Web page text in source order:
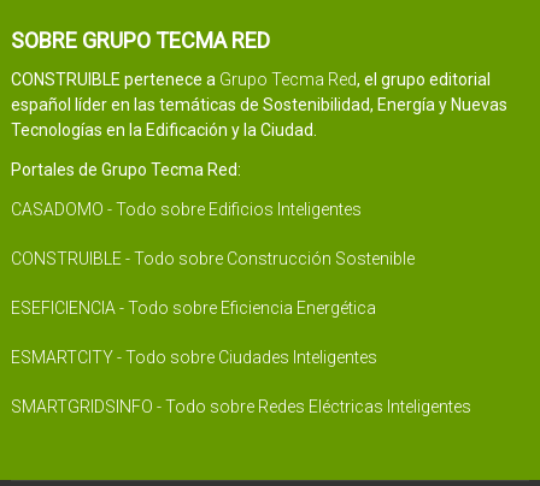
SOBRE GRUPO TECMA RED
CONSTRUIBLE pertenece a Grupo Tecma Red, el grupo editorial
español líder en las temáticas de Sostenibilidad, Energía y Nuevas
Tecnologías en la Edificación y la Ciudad.
Portales de Grupo Tecma Red:
CASADOMO - Todo sobre Edificios Inteligentes
CONSTRUIBLE - Todo sobre Construcción Sostenible
ESEFICIENCIA - Todo sobre Eficiencia Energética
ESMARTCITY - Todo sobre Ciudades Inteligentes
SMARTGRIDSINFO - Todo sobre Redes Eléctricas Inteligentes